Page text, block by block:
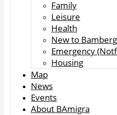
Family
Leisure
Health
New to
Emergency
Housing
Map
News
Events
About BAmigra